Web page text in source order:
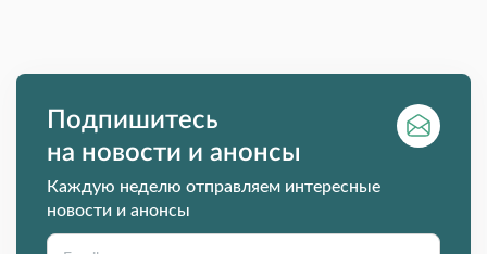
Подпишитесь
на новости и анонсы
Каждую неделю отправляем интересные
новости и анонсы